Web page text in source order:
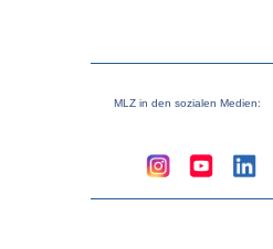
MLZ in den sozialen Medien: